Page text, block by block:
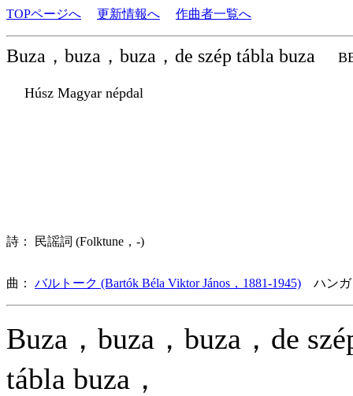
TOPページへ 更新情報へ 作曲者一覧へ
Buza，buza，buza，de szép tábla buza
Húsz Magyar népdal
詩： 民謡詞 (Folktune，-)
曲： バルトーク (Bartók Béla Viktor János，1881-1945) ハン
Buza，buza，buza，de
tábla buza，